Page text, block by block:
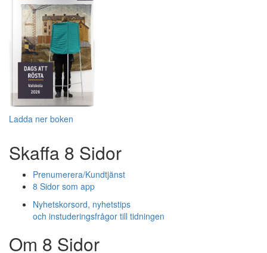
Ladda ner boken
Skaffa 8 Sidor
Prenumerera/Kundtjänst
8 Sidor som app
Nyhetskorsord, nyhetstips
och instuderingsfrågor till tidningen
Om 8 Sidor